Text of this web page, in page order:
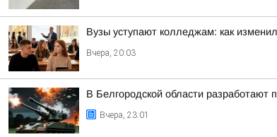
Вузы уступают колледжам: как
Вчера, 20:03
В Белгородской области разработают
Вчера, 23:01